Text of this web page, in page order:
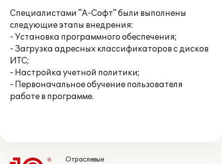
Специалистами "А-Софт" были выполнены
следующие этапы внедрения:
- Установка программного обеспечения;
- Загрузка адресных классификаторов с дисков
ИТС;
- Настройка учетной политики;
- Первоначальное обучение пользователя
работе в программе.
Отраслевые